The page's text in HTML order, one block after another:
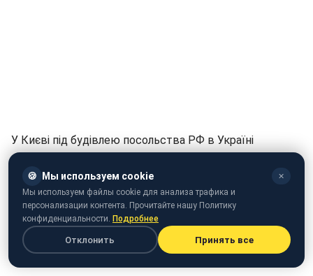
У Києві під будівлею посольства РФ в Україні
влаштували акцію в підтримку незаконно
засудженого до РФ українського режисера Олега
Сенцова та інших політв'язнів.
27 червня в 11:00 біля Посольства РФ громадська
організація КрымСОС провела акцію "Путін грає
людськими життями".
🍪 Мы используем cookie ✕
Мы используем файлы cookie для анализа трафика и
персонализации контента. Прочитайте нашу Политику
конфиденциальности. Подробнее
Отклонить Принять все